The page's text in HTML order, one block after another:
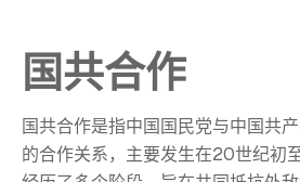
国共合作
国共合作是指中国国民党与中国共
的合作关系，主要发生在20世纪初